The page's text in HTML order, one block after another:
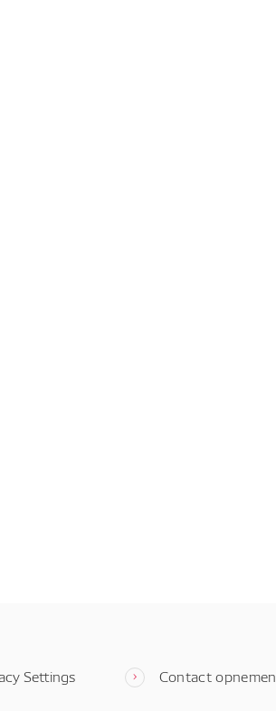
Settings Contact opnemen